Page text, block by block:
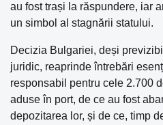
au fost trași la răspundere, iar
un simbol al stagnării statului.
Decizia Bulgariei, deși
juridic, reaprinde întrebări
responsabil pentru cele 2.700
aduse în port, de ce au fost
depozitarea lor, și de ce, timp